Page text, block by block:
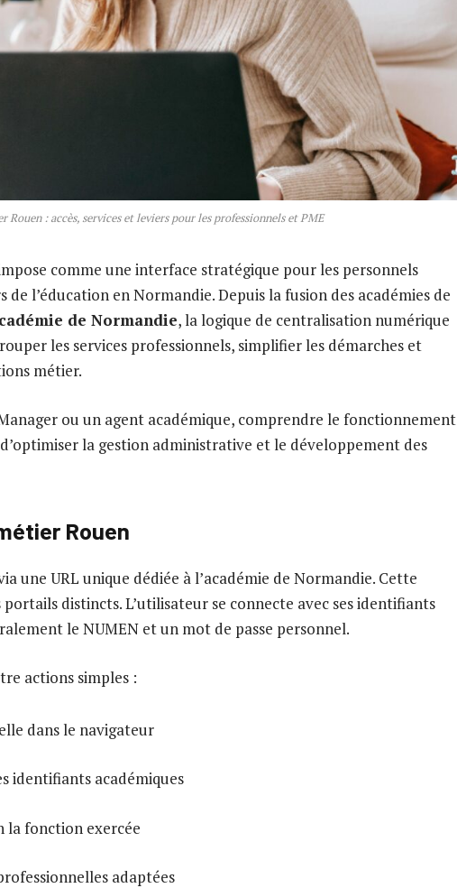
Rouen : accès, services et leviers pour les professionnels et PME
comme une interface stratégique pour les personnels
de l’éducation en Normandie. Depuis la fusion des académies de
de Normandie, la logique de centralisation numérique
les services professionnels, simplifier les démarches et
métier.
ou un agent académique, comprendre le fonctionnement
la gestion administrative et le développement des
Rouen
une URL unique dédiée à l’académie de Normandie. Cette
portails distincts. L’utilisateur se connecte avec ses identifiants
le NUMEN et un mot de passe personnel.
actions simples :
dans le navigateur
identifiants académiques
la fonction exercée
adaptées